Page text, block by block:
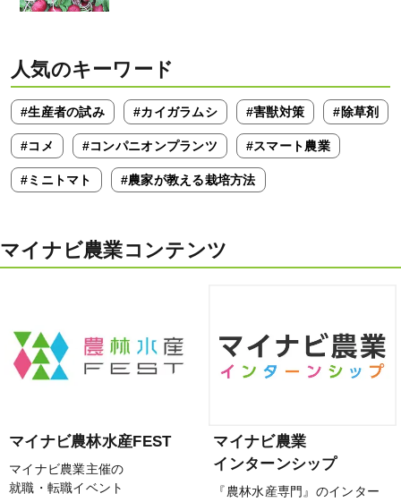
人気のキーワード
#生産者の試み #カイガラムシ #害獣対策 #除草剤
#コメ #コンパニオンプランツ #スマート農業
#ミニトマト #農家が教える栽培方法
マイナビ農業コンテンツ
マイナビ農林水産FEST
マイナビ農業主催の
就職・転職イベント
マイナビ農業
インターンシップ
『農林水産専門』のインター